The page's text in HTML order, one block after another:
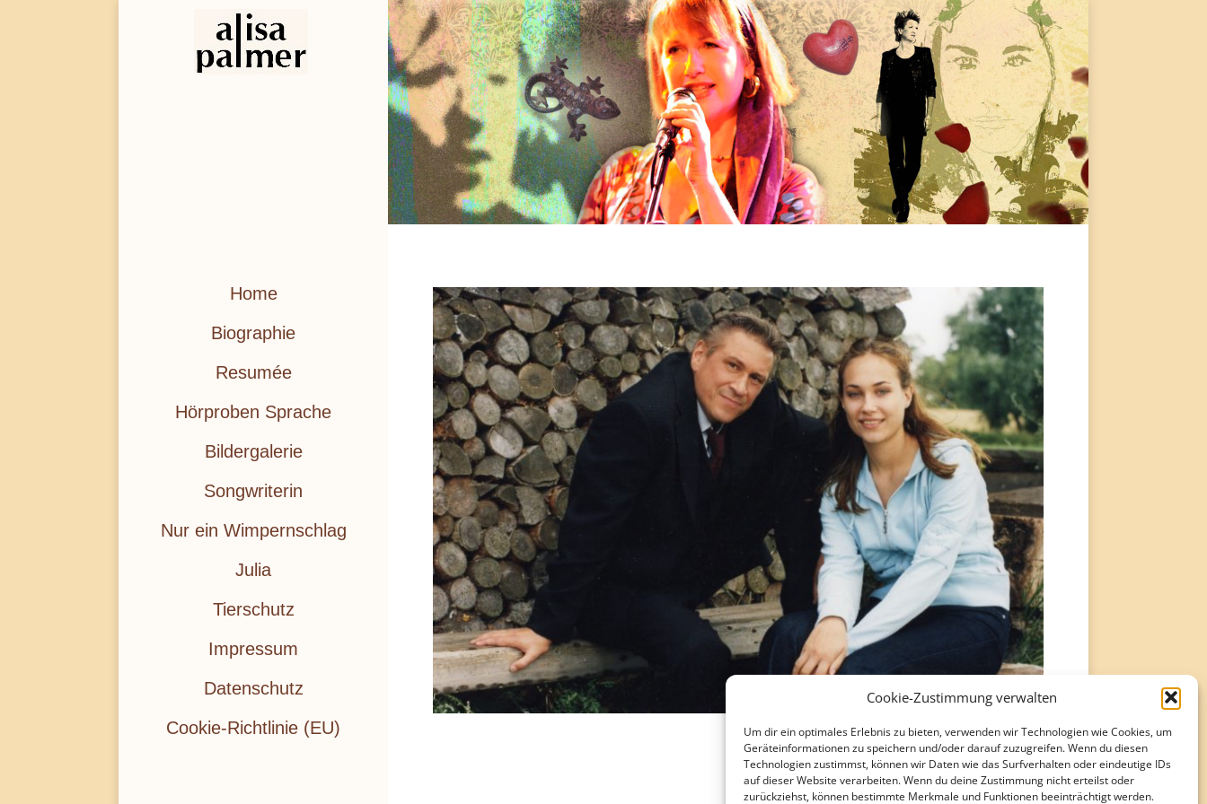
Cookie-Zustimmung verwalten
Um dir ein optimales Erlebnis zu bieten, verwenden wir Technologien wie Cookies, um
Geräteinformationen zu speichern und/oder darauf zuzugreifen. Wenn du diesen
Technologien zustimmst, können wir Daten wie das Surfverhalten oder eindeutige IDs
auf dieser Website verarbeiten. Wenn du deine Zustimmung nicht erteilst oder
zurückziehst, können bestimmte Merkmale und Funktionen beeinträchtigt werden.
Home
Biographie
Resumée
Hörproben Sprache
Bildergalerie
Songwriterin
Nur ein Wimpernschlag
Julia
Tierschutz
Impressum
Datenschutz
Cookie-Richtlinie (EU)